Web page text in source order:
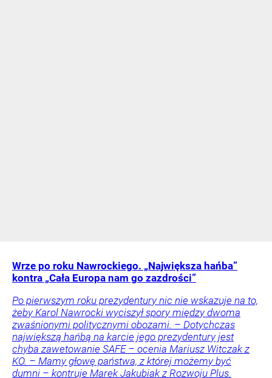
Wrze po roku Nawrockiego. „Największa hańba”
kontra „Cała Europa nam go zazdrości”
Po pierwszym roku prezydentury nic nie wskazuje na to,
żeby Karol Nawrocki wyciszył spory między dwoma
zwaśnionymi politycznymi obozami. – Dotychczas
największą hańbą na karcie jego prezydentury jest
chyba zawetowanie SAFE – ocenia Mariusz Witczak z
KO. – Mamy głowę państwa, z której możemy być
dumni – kontruje Marek Jakubiak z Rozwoju Plus.